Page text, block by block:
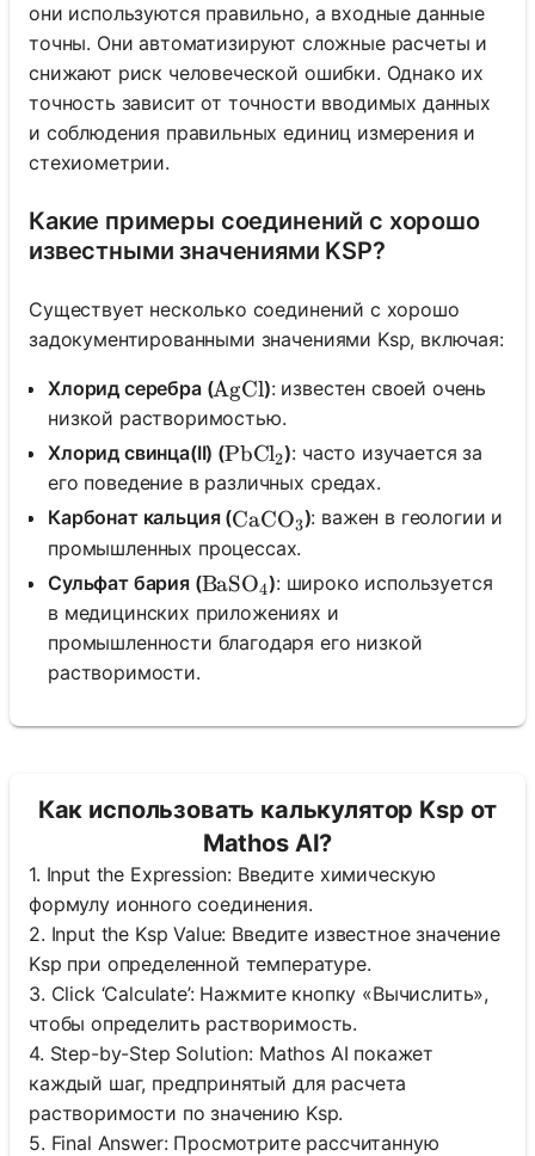
они используются правильно, а входные данные
точны. Они автоматизируют сложные расчеты и
снижают риск человеческой ошибки. Однако их
точность зависит от точности вводимых данных
и соблюдения правильных единиц измерения и
стехиометрии.
Какие примеры соединений с хорошо
известными значениями KSP?
Существует несколько соединений с хорошо
задокументированными значениями Ksp, включая:
Хлорид серебра (\text{AgCl}
AgCl): известен своей очень
низкой растворимостью.
Хлорид свинца(II) (\text{PbCl}_2
PbCl2): часто изучается за
его поведение в различных средах.
Карбонат кальция (\text{CaCO}_3
CaCO3): важен в геологии и
промышленных процессах.
Сульфат бария (\text{BaSO}_4
BaSO4): широко используется
в медицинских приложениях и
промышленности благодаря его низкой
растворимости.
Как использовать калькулятор Ksp от
Mathos AI?
1. Input the Expression: Введите химическую
формулу ионного соединения.
2. Input the Ksp Value: Введите известное значение
Ksp при определенной температуре.
3. Click ‘Calculate’: Нажмите кнопку «Вычислить»,
чтобы определить растворимость.
4. Step-by-Step Solution: Mathos AI покажет
каждый шаг, предпринятый для расчета
растворимости по значению Ksp.
5. Final Answer: Просмотрите рассчитанную